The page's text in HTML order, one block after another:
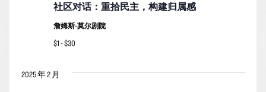
社区对话：重拾民主，构建归属感
詹姆斯-莫尔剧院
$1 - $30
2025 年 2 月